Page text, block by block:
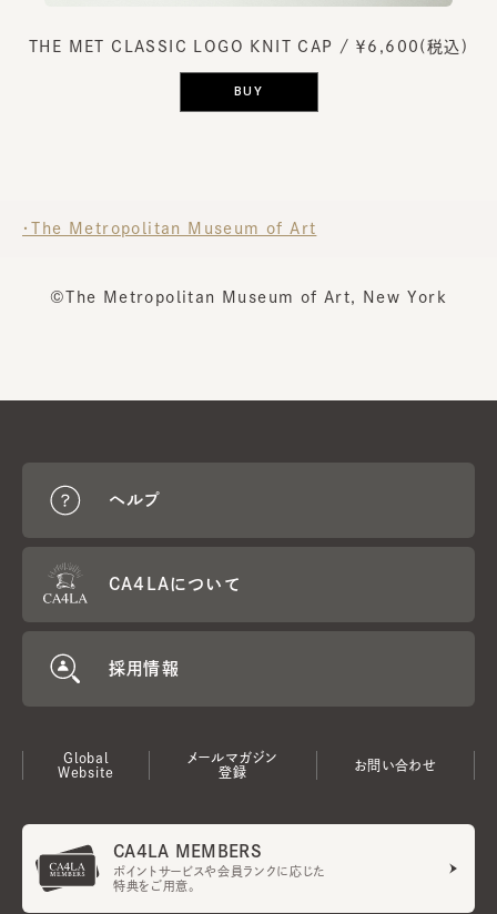
THE MET CLASSIC LOGO KNIT CAP / ￥6,600(税込)
BUY
・The Metropolitan Museum of Art
©The Metropolitan Museum of Art, New York
ヘルプ
CA4LAについて
採用情報
Global
Website
メールマガジン
登録
お問い合わせ
CA4LA MEMBERS
ポイントサービスや会員ランクに応じた
特典をご用意。